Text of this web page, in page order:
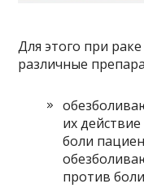
Для этого при
различные
их
боли
против